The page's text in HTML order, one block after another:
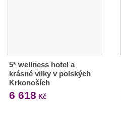
5* wellness hotel a
krásné vilky v polských
Krkonoších
6 618 Kč